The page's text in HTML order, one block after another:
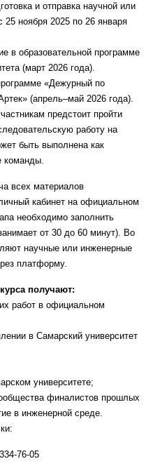
и отправка научной или
25 ноября 2025 по 26 января
в образовательной программе
(март 2026 года).
«Дежурный по
(апрель–май 2026 года).
предстоит пройти
работу на
быть выполнена как
команды.
всех материалов
кабинет на официальном
необходимо заполнить
от 30 до 60 минут). Во
научные или инженерные
платформу.
получают:
работ в официальном
в Самарский университет
университете;
финалистов прошлых
в инженерной среде.
76-05